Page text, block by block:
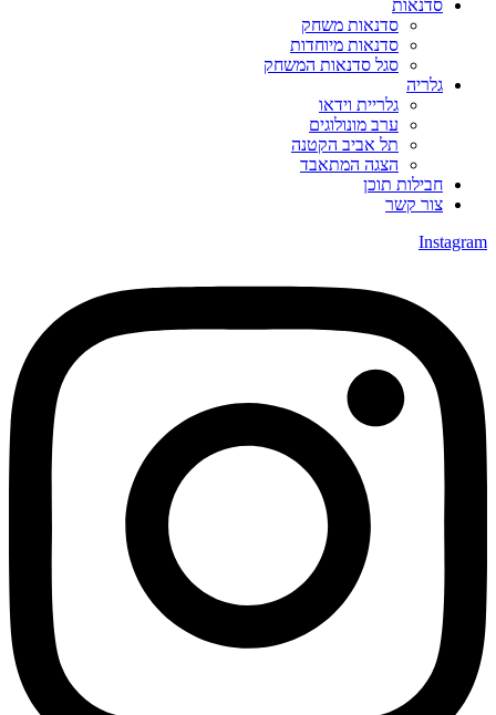
סדנאות
סדנאות משחק
סדנאות מיוחדות
סגל סדנאות המשחק
גלריה
גלריית וידאו
ערב מונולוגים
תל אביב הקטנה
הצגה המתאבד
חבילות תוכן
צור קשר
Instagram